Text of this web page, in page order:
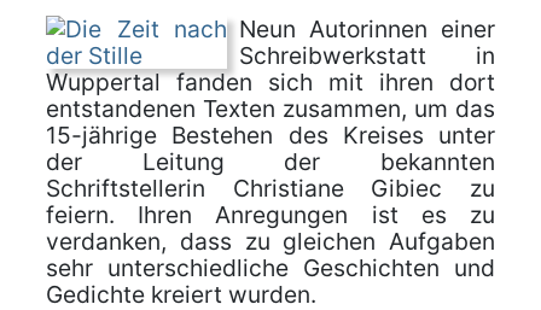
Neun Autorinnen einer
Schreibwerkstatt in
Wuppertal fanden sich mit ihren dort
entstandenen Texten zusammen, um das
15-jährige Bestehen des Kreises unter
der Leitung der bekannten
Schriftstellerin Christiane Gibiec zu
feiern. Ihren Anregungen ist es zu
verdanken, dass zu gleichen Aufgaben
sehr unterschiedliche Geschichten und
Gedichte kreiert wurden.